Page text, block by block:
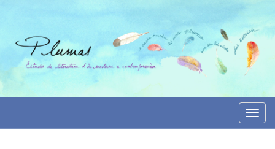
contenu